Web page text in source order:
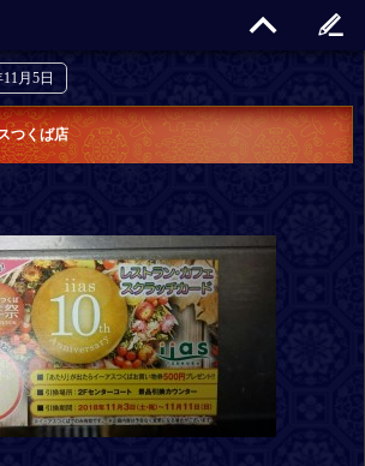
月5日
つくば店